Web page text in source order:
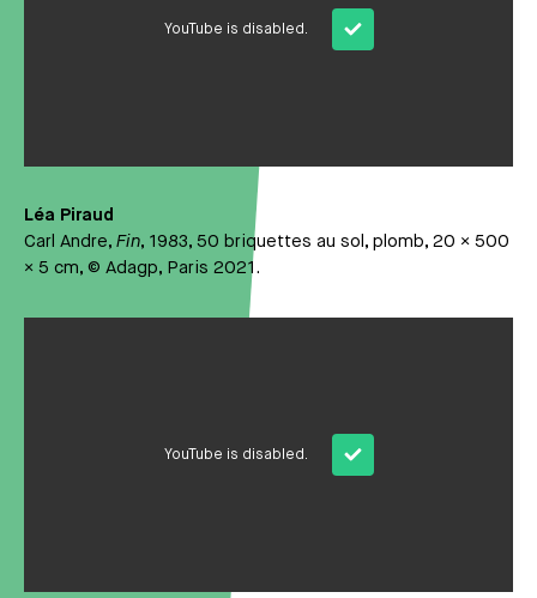
YouTube is disabled.
Léa Piraud
Carl Andre, Fin, 1983, 50 briquettes au sol, plomb, 20 × 500
× 5 cm, © Adagp, Paris 2021.
YouTube is disabled.